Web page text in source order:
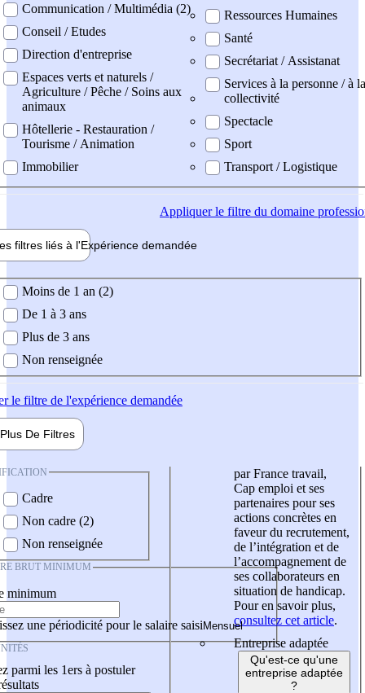
Communication / Multimédia (2)
Conseil / Etudes
Direction d'entreprise
Espaces verts et naturels /
Agriculture / Pêche / Soins aux
animaux
Hôtellerie - Restauration /
Tourisme / Animation
Immobilier
Ressources Humaines
Santé
Secrétariat / Assistanat
Services à la personne / à la
collectivité
Spectacle
Sport
Transport / Logistique
Appliquerle filtre du domaine
filtres liés à l'Expérience demandée
demandée
Moins de 1 an (2)
De 1 à 3 ans
Plus de 3 ans
Non renseignée
le filtre de l'expérience demandée
Plus De Filtres
Cadre
Non cadre (2)
Non renseignée
BRUT MINIMUM
minimum
une périodicité pour le salaire saisi
parmi les 1ers à postuler
par France travail,
Cap emploi et ses
partenaires pour ses
actions concrètes en
faveur du recrutement,
de l’intégration et de
l’accompagnement de
ses collaborateurs en
situation de handicap.
Pour en savoir plus,
consultez cet article.
Entreprise adaptée
Qu'est-ce qu'une
entreprise adaptée
?